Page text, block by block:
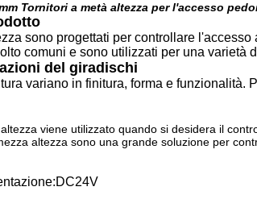
Tornitori a metà altezza per l'accesso
sono progettati per controllare
comuni e sono utilizzati per una
del giradischi
variano in finitura, forma e
viene utilizzato quando si desidera il
altezza sono una grande soluzione per
:DC24V